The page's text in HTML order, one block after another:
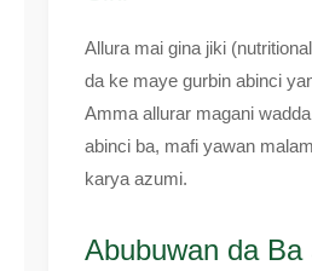
Allura mai gina jiki
da ke maye gurbin abinci
Amma allurar magani
abinci ba, mafi yawan
karya azumi.
Abubuwan da Ba